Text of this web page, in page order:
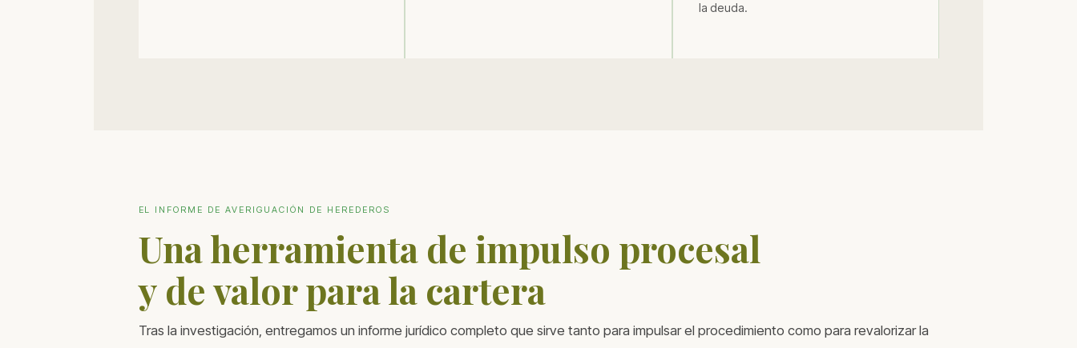
la deuda.
EL INFORME DE AVERIGUACIÓN DE HEREDEROS
Una herramienta de impulso procesal
y de valor para la cartera
Tras la investigación, entregamos un informe jurídico completo que sirve tanto para impulsar el procedimiento como para revalorizar la